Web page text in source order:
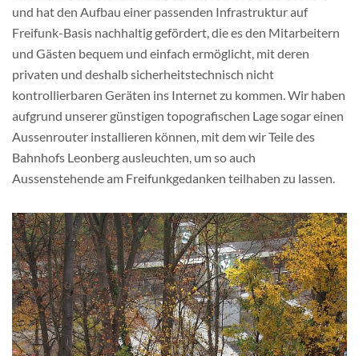
und hat den Aufbau einer passenden Infrastruktur auf
Freifunk-Basis nachhaltig gefördert, die es den Mitarbeitern
und Gästen bequem und einfach ermöglicht, mit deren
privaten und deshalb sicherheitstechnisch nicht
kontrollierbaren Geräten ins Internet zu kommen. Wir haben
aufgrund unserer günstigen topografischen Lage sogar einen
Aussenrouter installieren können, mit dem wir Teile des
Bahnhofs Leonberg ausleuchten, um so auch
Aussenstehende am Freifunkgedanken teilhaben zu lassen.